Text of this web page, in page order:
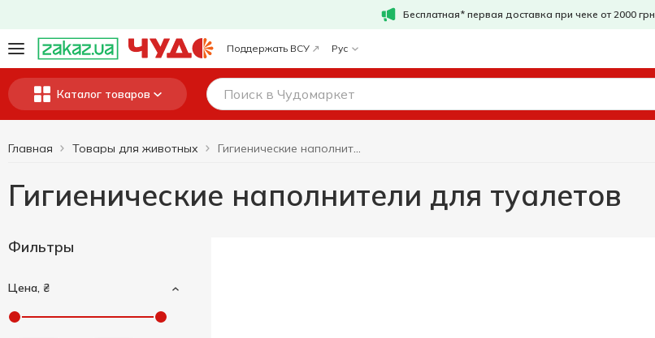
Бесплатная* первая доставка при чеке от 2000 грн
Поддержать ВСУ Рус
Каталог товаров
Главная Товары для животных Гигиенические наполнители для туалетов
Гигиенические наполнители для туалетов
Фильтры
Цена, ₴